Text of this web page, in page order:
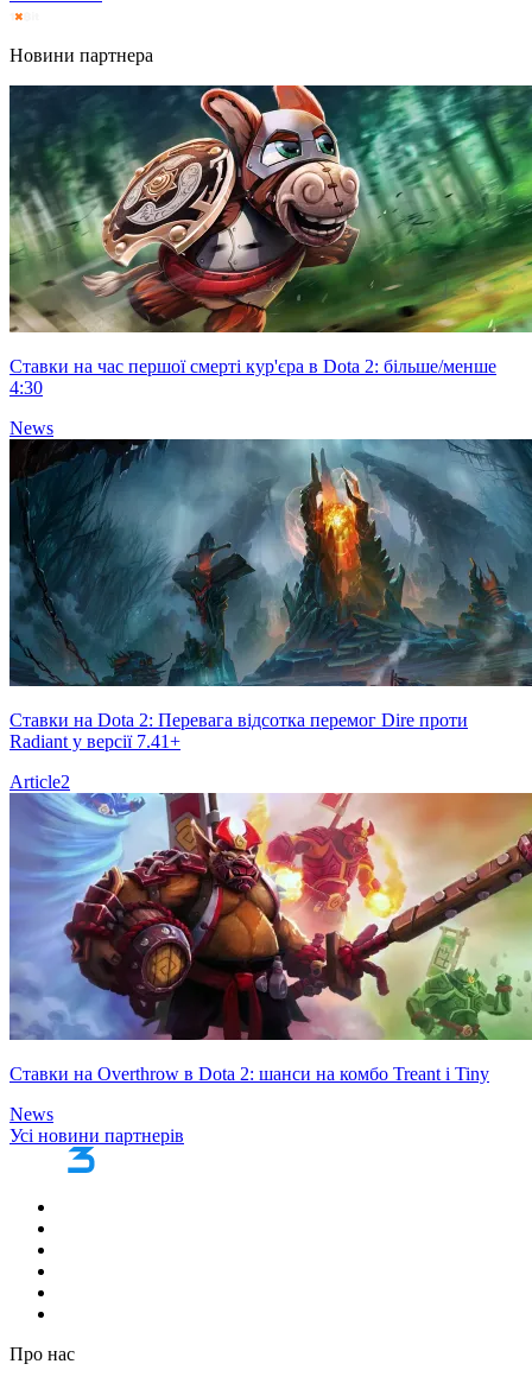
Новини партнера
Ставки на час першої смерті кур'єра в Dota 2: більше/менше
4:30
News
Ставки на Dota 2: Перевага відсотка перемог Dire проти
Radiant у версії 7.41+
Article2
Ставки на Overthrow в Dota 2: шанси на комбо Treant і Tiny
News
Усі новини партнерів
Про нас